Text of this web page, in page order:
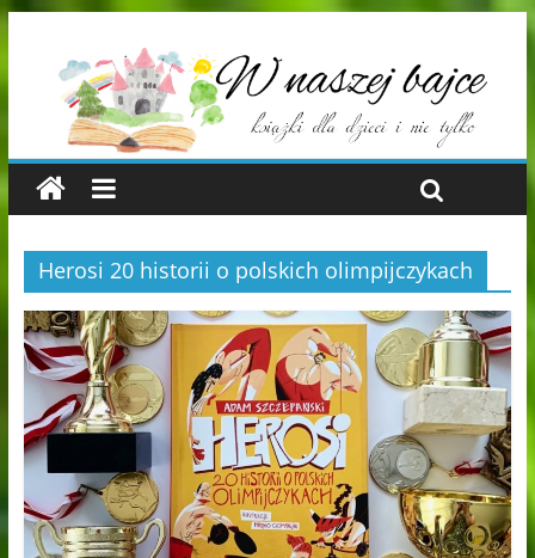
Herosi 20 historii o polskich olimpijczykach